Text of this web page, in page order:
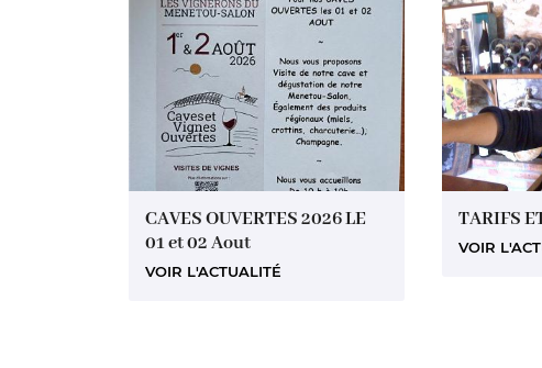
CAVES OUVERTES 2026 LE
01 et 02 Aout
VOIR L'ACTUALITÉ
TARIFS
VOIR